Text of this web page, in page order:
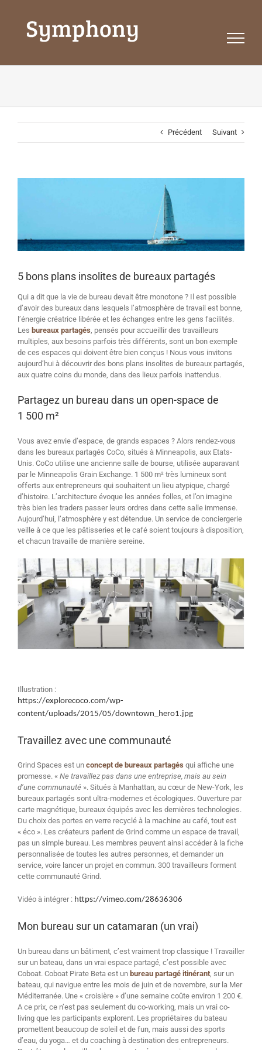
Précédent Suivant
5 bons plans insolites de bureaux partagés
Qui a dit que la vie de bureau devait être monotone ? Il est possible
d’avoir des bureaux dans lesquels l’atmosphère de travail est bonne,
l’énergie créatrice libérée et les échanges entre les gens facilités.
Les bureaux partagés , pensés pour accueillir des travailleurs
multiples, aux besoins parfois très différents, sont un bon exemple
de ces espaces qui doivent être bien conçus ! Nous vous invitons
aujourd’hui à découvrir des bons plans insolites de bureaux partagés,
aux quatre coins du monde, dans des lieux parfois inattendus.
Partagez un bureau dans un open-space de
1 500 m²
Vous avez envie d’espace, de grands espaces ? Alors rendez-vous
dans les bureaux partagés CoCo, situés à Minneapolis, aux Etats-
Unis. CoCo utilise une ancienne salle de bourse, utilisée auparavant
par le Minneapolis Grain Exchange. 1 500 m² très lumineux sont
offerts aux entrepreneurs qui souhaitent un lieu atypique, chargé
d’histoire. L’architecture évoque les années folles, et l’on imagine
très bien les traders passer leurs ordres dans cette salle immense.
Aujourd’hui, l’atmosphère y est détendue. Un service de conciergerie
veille à ce que les pâtisseries et le café soient toujours à disposition,
et chacun travaille de manière sereine.
Illustration :
https://explorecoco.com/wp-
content/uploads/2015/05/downtown_hero1.jpg
Travaillez avec une communauté
Grind Spaces est un concept de bureaux partagés qui affiche une
promesse. « Ne travaillez pas dans une entreprise, mais au sein
d’une communauté ». Situés à Manhattan, au cœur de New-York, les
bureaux partagés sont ultra-modernes et écologiques. Ouverture par
carte magnétique, bureaux équipés avec les dernières technologies.
Du choix des portes en verre recyclé à la machine au café, tout est
« éco ». Les créateurs parlent de Grind comme un espace de travail,
pas un simple bureau. Les membres peuvent ainsi accéder à la fiche
personnalisée de toutes les autres personnes, et demander un
service, voire lancer un projet en commun. 300 travailleurs forment
cette communauté Grind.
Vidéo à intégrer : https://vimeo.com/28636306
Mon bureau sur un catamaran (un vrai)
Un bureau dans un bâtiment, c’est vraiment trop classique ! Travailler
sur un bateau, dans un vrai espace partagé, c’est possible avec
Coboat. Coboat Pirate Beta est un bureau partagé itinérant, sur un
bateau, qui navigue entre les mois de juin et de novembre, sur la Mer
Méditerranée. Une « croisière » d’une semaine coûte environ 1 200 €.
A ce prix, ce n’est pas seulement du co-working, mais un vrai co-
living que les participants explorent. Les propriétaires du bateau
promettent beaucoup de soleil et de fun, mais aussi des sports
d’eau, du yoga… et du coaching à destination des entrepreneurs.